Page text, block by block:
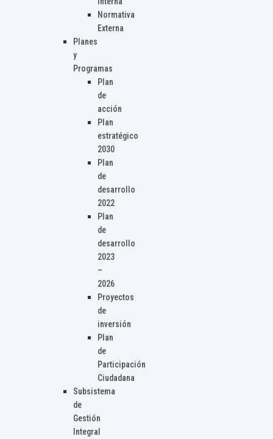
Normativa
Externa
Planes
y
Programas
Plan
de
acción
Plan
estratégico
2030
Plan
de
desarrollo
2022
Plan
de
desarrollo
2023
–
2026
Proyectos
de
inversión
Plan
de
Participación
Ciudadana
Subsistema
de
Gestión
Integral